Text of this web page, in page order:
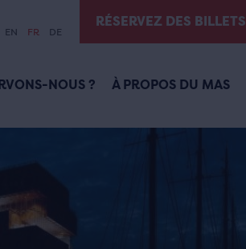
EN FR DE
RÉSERVEZ DES BILLETS
NOUS ? À PROPOS DU MAS